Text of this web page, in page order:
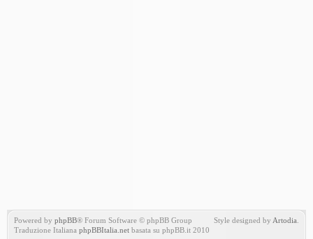
Powered by phpBB® Forum Software © phpBB Group
Traduzione Italiana phpBBItalia.net basata su phpBB.it 2010
Style designed by Artodia